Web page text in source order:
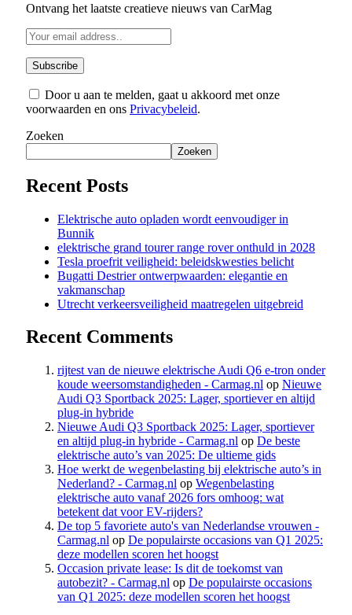
Ontvang het laatste creatieve nieuws van CarMag
Door u aan te melden, gaat u akkoord met onze
voorwaarden en ons Privacybeleid.
Zoeken
Zoeken
Recent Posts
Elektrische auto opladen wordt eenvoudiger in
Bunnik
elektrische grand tourer range rover onthuld in 2028
Tesla proefrit veiligheid: beleidskwesties belicht
Bugatti Destrier ontwerpwaarden: elegantie en
vakmanschap
Utrecht verkeersveiligheid maatregelen uitgebreid
Recent Comments
rijtest van de nieuwe elektrische Audi Q6 e-tron onder
koude weersomstandigheden - Carmag.nl op Nieuwe
Audi Q3 Sportback 2025: Lager, sportiever en altijd
plug-in hybride
Nieuwe Audi Q3 Sportback 2025: Lager, sportiever
en altijd plug-in hybride - Carmag.nl op De beste
elektrische auto’s van 2025: De ultieme gids
Hoe werkt de wegenbelasting bij elektrische auto’s in
Nederland? - Carmag.nl op Wegenbelasting
elektrische auto vanaf 2026 fors omhoog: wat
betekent dat voor EV-rijders?
De top 5 favoriete auto's van Nederlandse vrouwen -
Carmag.nl op De populairste occasions van Q1 2025:
deze modellen scoren het hoogst
Occasion private lease: Is dit de toekomst van
autobezit? - Carmag.nl op De populairste occasions
van Q1 2025: deze modellen scoren het hoogst